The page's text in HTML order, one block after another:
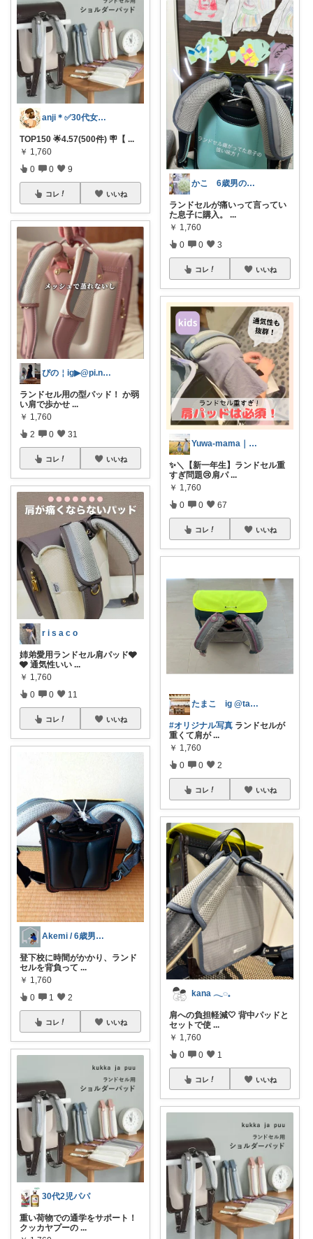
anji＊✅30代女性売上ランキング🏆
TOP150 🌟4.57(500件) 🪧【 ...
￥ 1,760
0 0 9
コレ いいね
ぴの￤ig▶︎@pi.no_living
ランドセル用の型パッド！ か弱
い肩で歩かせ ...
￥ 1,760
2 0 31
コレ いいね
r i s a c o
姉弟愛用ランドセル肩パッド🩶
🩶 通気性いい ...
￥ 1,760
0 0 11
コレ いいね
Akemi / 6歳男の子ママ
登下校に時間がかかり、ランド
セルを背負って ...
￥ 1,760
0 1 2
コレ いいね
30代2児パパ
重い荷物での通学をサポート！
クッカヤプーの ...
かこ 6歳男の子、4歳女の子ママ
ランドセルが痛いって言ってい
た息子に購入。
...
￥ 1,760
0 0 3
コレ いいね
Yuwa-mama｜家事を楽にする愛用品
✨＼【新一年生】ランドセル重
すぎ問題😢肩パ ...
￥ 1,760
0 0 67
コレ いいね
たまこ ig @tamaco.home
#オリジナル写真 ランドセルが
重くて肩が ...
￥ 1,760
0 0 2
コレ いいね
kana 𓂃◌𓈒
肩への負担軽減🤍 背中パッドと
セットで使 ...
￥ 1,760
0 0 1
コレ いいね